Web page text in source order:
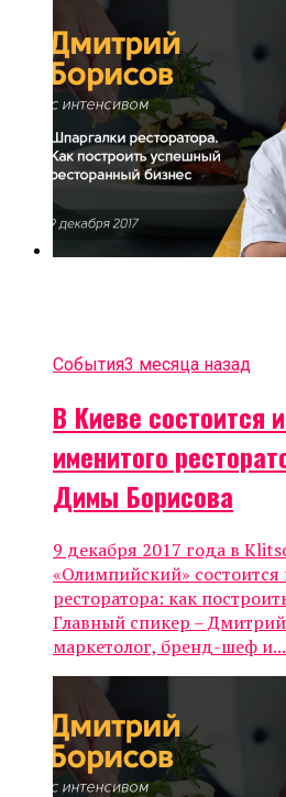
События3 месяца назад
В Киеве состоится
именитого
Димы Борисова
9 декабря 2017 года в
«Олимпийский»
ресторатора: как
Главный спикер –
маркетолог, бренд-шеф и...